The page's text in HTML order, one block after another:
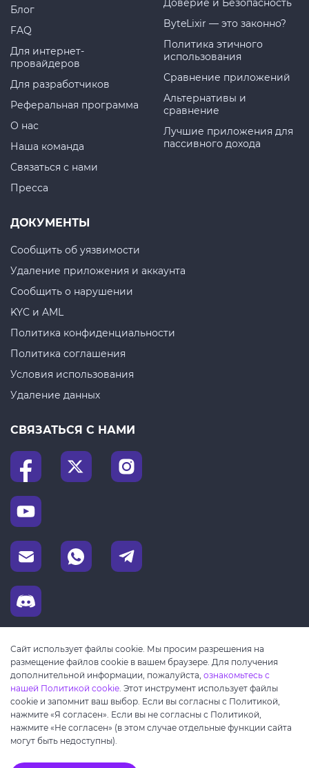
Блог
FAQ
Для интернет-
провайдеров
Для разработчиков
Реферальная программа
О нас
Наша команда
Связаться с нами
Пресса
Доверие и Безопасность
ByteLixir — это законно?
Политика этичного
использования
Сравнение приложений
Альтернативы и
сравнение
Лучшие приложения для
пассивного дохода
ДОКУМЕНТЫ
Сообщить об уязвимости
Удаление приложения и аккаунта
Сообщить о нарушении
KYC и AML
Политика конфиденциальности
Политика соглашения
Условия использования
Удаление данных
СВЯЗАТЬСЯ С НАМИ
Сайт использует файлы cookie. Мы просим разрешения на
размещение файлов cookie в вашем браузере. Для получения
дополнительной информации, пожалуйста, ознакомьтесь с
нашей Политикой cookie. Этот инструмент использует файлы
cookie и запомнит ваш выбор. Если вы согласны с Политикой,
нажмите «Я согласен». Если вы не согласны с Политикой,
нажмите «Не согласен» (в этом случае отдельные функции сайта
могут быть недоступны).